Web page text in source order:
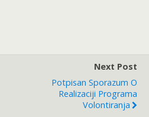
Next Post
Potpisan Sporazum O
Realizaciji Programa
Volontiranja